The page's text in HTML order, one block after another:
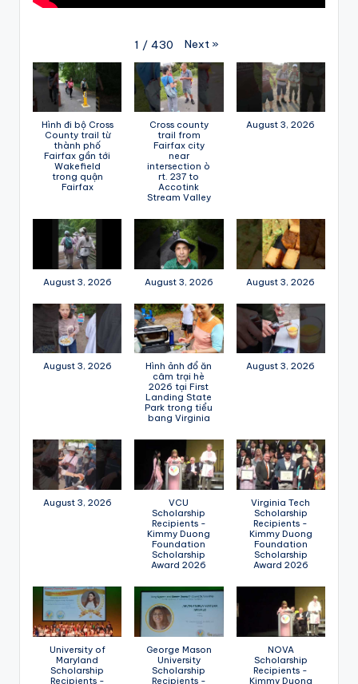
1 / 430 Next »
Hình đi bộ Cross
County trail từ
thành phố
Fairfax gần tới
Wakefield
trong quận
Fairfax
Cross county
trail from
Fairfax city
near
intersection ò
rt. 237 to
Accotink
Stream Valley
August 3, 2026
August 3, 2026 August 3, 2026 August 3, 2026
August 3, 2026
Hình ảnh đổ ăn
câm trại hè
2026 tại First
Landing State
Park trong tiểu
bang Virginia
August 3, 2026
August 3, 2026
VCU
Scholarship
Recipients -
Kimmy Duong
Foundation
Scholarship
Award 2026
Virginia Tech
Scholarship
Recipients -
Kimmy Duong
Foundation
Scholarship
Award 2026
University of
Maryland
Scholarship
Recipients -
George Mason
University
Scholarship
Recipients -
NOVA
Scholarship
Recipients -
Kimmy Duong